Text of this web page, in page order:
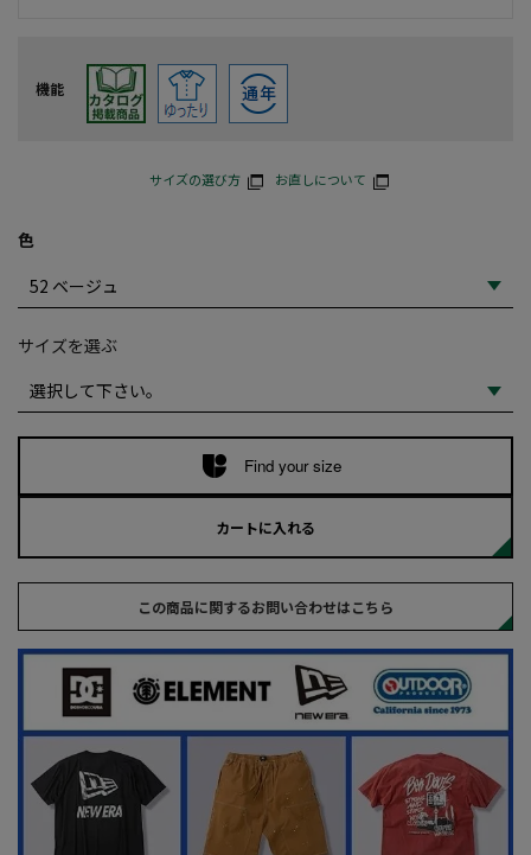
機能
サイズの選び方 お直しについて
色
サイズを選ぶ
Find your size
カートに入れる
この商品に関するお問い合わせはこちら